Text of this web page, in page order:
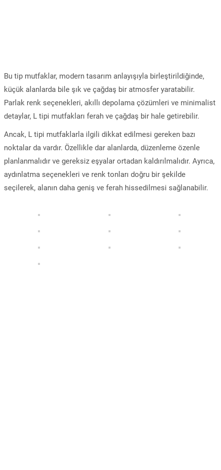
Bu tip mutfaklar, modern tasarım anlayışıyla birleştirildiğinde,
küçük alanlarda bile şık ve çağdaş bir atmosfer yaratabilir.
Parlak renk seçenekleri, akıllı depolama çözümleri ve minimalist
detaylar, L tipi mutfakları ferah ve çağdaş bir hale getirebilir.
Ancak, L tipi mutfaklarla ilgili dikkat edilmesi gereken bazı
noktalar da vardır. Özellikle dar alanlarda, düzenleme özenle
planlanmalıdır ve gereksiz eşyalar ortadan kaldırılmalıdır. Ayrıca,
aydınlatma seçenekleri ve renk tonları doğru bir şekilde
seçilerek, alanın daha geniş ve ferah hissedilmesi sağlanabilir.